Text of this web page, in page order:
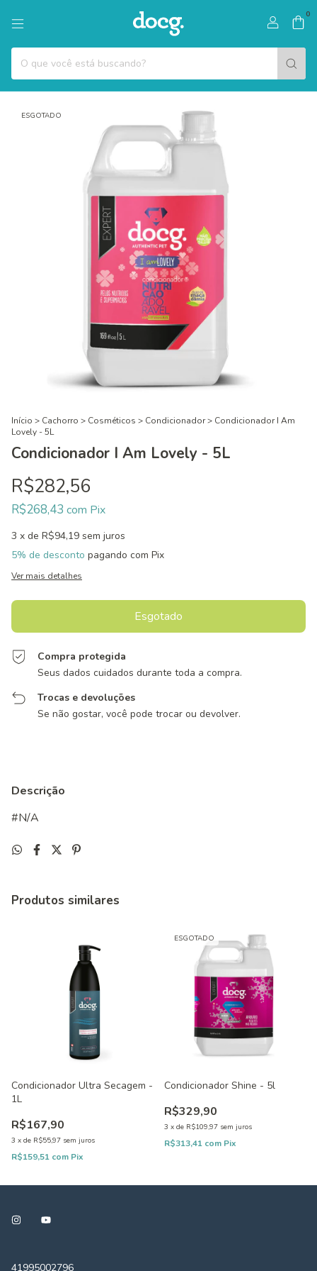
0
ESGOTADO
Início > Cachorro > Cosméticos > Condicionador> Condicionador I Am
Lovely - 5L
Condicionador I Am Lovely - 5L
R$282,56
R$268,43 com Pix
3 x de R$94,19 sem juros
5% de desconto pagando com Pix
Ver mais detalhes
Compra protegida
Seus dados cuidados durante toda a compra.
Trocas e devoluções
Se não gostar, você pode trocar ou devolver.
Descrição
#N/A
Produtos similares
Condicionador Ultra Secagem -
1L
R$167,90
3 x de R$55,97 sem juros
R$159,51 com Pix
ESGOTADO
Condicionador Shine - 5l
R$329,90
3 x de R$109,97 sem juros
R$313,41 com Pix
41995002796